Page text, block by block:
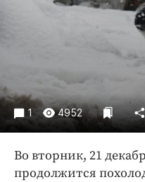
Образование
Праздники
Спорт
Экономика и
ПРОЕКТЫ
1 4952
Во вторник, 21
продолжится